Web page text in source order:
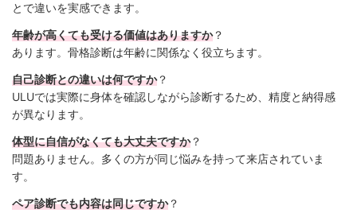
とで違いを実感できます。
年齢が高くても受ける価値はありますか？
あります。骨格診断は年齢に関係なく役立ちます。
自己診断との違いは何ですか？
ULUでは実際に身体を確認しながら診断するため、精度と納得感
が異なります。
体型に自信がなくても大丈夫ですか？
問題ありません。多くの方が同じ悩みを持って来店されていま
す。
ペア診断でも内容は同じですか？